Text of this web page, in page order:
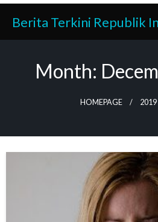
Skip
content
Berita Terkini Republik
Month:
HOMEPAGE 2019